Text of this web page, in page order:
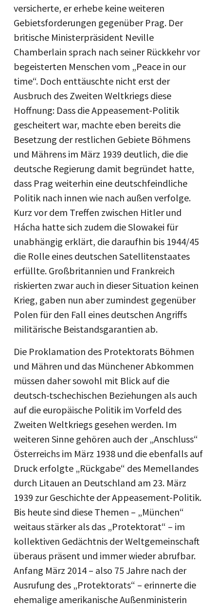
versicherte, er erhebe keine weiteren
Gebietsforderungen gegenüber Prag. Der
britische Ministerpräsident Neville
Chamberlain sprach nach seiner Rückkehr vor
begeisterten Menschen vom „Peace in our
time“. Doch enttäuschte nicht erst der
Ausbruch des Zweiten Weltkriegs diese
Hoffnung: Dass die Appeasement-Politik
gescheitert war, machte eben bereits die
Besetzung der restlichen Gebiete Böhmens
und Mährens im März 1939 deutlich, die die
deutsche Regierung damit begründet hatte,
dass Prag weiterhin eine deutschfeindliche
Politik nach innen wie nach außen verfolge.
Kurz vor dem Treffen zwischen Hitler und
Hácha hatte sich zudem die Slowakei für
unabhängig erklärt, die daraufhin bis 1944/45
die Rolle eines deutschen Satellitenstaates
erfüllte. Großbritannien und Frankreich
riskierten zwar auch in dieser Situation keinen
Krieg, gaben nun aber zumindest gegenüber
Polen für den Fall eines deutschen Angriffs
militärische Beistandsgarantien ab.
Die Proklamation des Protektorats Böhmen
und Mähren und das Münchener Abkommen
müssen daher sowohl mit Blick auf die
deutsch-tschechischen Beziehungen als auch
auf die europäische Politik im Vorfeld des
Zweiten Weltkriegs gesehen werden. Im
weiteren Sinne gehören auch der „Anschluss“
Österreichs im März 1938 und die ebenfalls auf
Druck erfolgte „Rückgabe“ des Memellandes
durch Litauen an Deutschland am 23. März
1939 zur Geschichte der Appeasement-Politik.
Bis heute sind diese Themen – „München“
weitaus stärker als das „Protektorat“ – im
kollektiven Gedächtnis der Weltgemeinschaft
überaus präsent und immer wieder abrufbar.
Anfang März 2014 – also 75 Jahre nach der
Ausrufung des „Protektorats“ – erinnerte die
ehemalige amerikanische Außenministerin